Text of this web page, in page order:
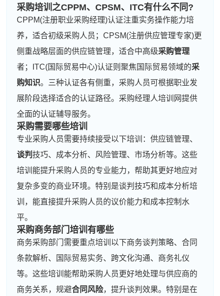
采购培训之CPPM、CPSM、ITC有什么不同?
CPPM(注册职业采购经理)认证注重实务操作能力培
养，适合初级采购人员；CPSM(注册供应管理专家)更
侧重战略层面的供应链管理，适合中高级采购管理
者；ITC(国际贸易中心)认证则聚焦国际贸易领域的采
购知识。三种认证各有侧重，采购人员可根据职业发
展阶段选择适合的认证路径。采购经理人培训网提供
全面的认证辅导服务。
采购需要哪些培训
专业采购人员需要持续接受以下培训：供应链管理、
谈判技巧、成本分析、风险管理、市场分析等。这些
培训能提升采购人员的专业能力，帮助其更好地应对
复杂多变的商业环境。特别是谈判技巧和成本分析培
训，能直接提升采购人员的议价能力和成本控制水
平。
采购商务部门培训有哪些
商务采购部门需要重点培训以下商务谈判策略、合同
条款解析、国际贸易实务、跨文化沟通、商务礼仪
等。这些培训能帮助采购人员更好地处理与供应商的
商务关系，规避合同风险，提升谈判效果。特别是在